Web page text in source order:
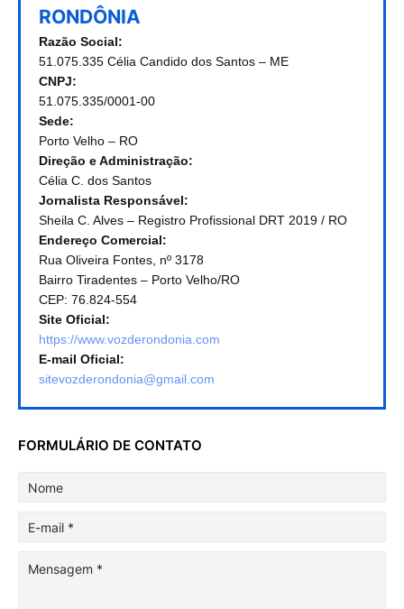
RONDÔNIA
Razão Social:
51.075.335 Célia Candido dos Santos – ME
CNPJ:
51.075.335/0001-00
Sede:
Porto Velho – RO
Direção e Administração:
Célia C. dos Santos
Jornalista Responsável:
Sheila C. Alves – Registro Profissional DRT 2019 / RO
Endereço Comercial:
Rua Oliveira Fontes, nº 3178
Bairro Tiradentes – Porto Velho/RO
CEP: 76.824-554
Site Oficial:
https://www.vozderondonia.com
E-mail Oficial:
sitevozderondonia@gmail.com
FORMULÁRIO DE CONTATO